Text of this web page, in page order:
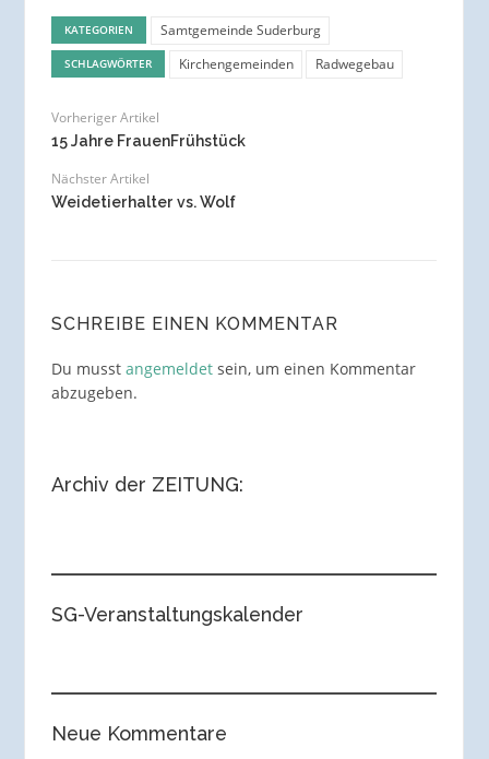
KATEGORIEN Samtgemeinde Suderburg
SCHLAGWÖRTER Kirchengemeinden Radwegebau
Vorheriger Artikel
15 Jahre FrauenFrühstück
Nächster Artikel
Weidetierhalter vs. Wolf
SCHREIBE EINEN KOMMENTAR
Du musst angemeldetsein, um einen Kommentar
abzugeben.
Archiv der ZEITUNG:
SG-Veranstaltungskalender
Neue Kommentare